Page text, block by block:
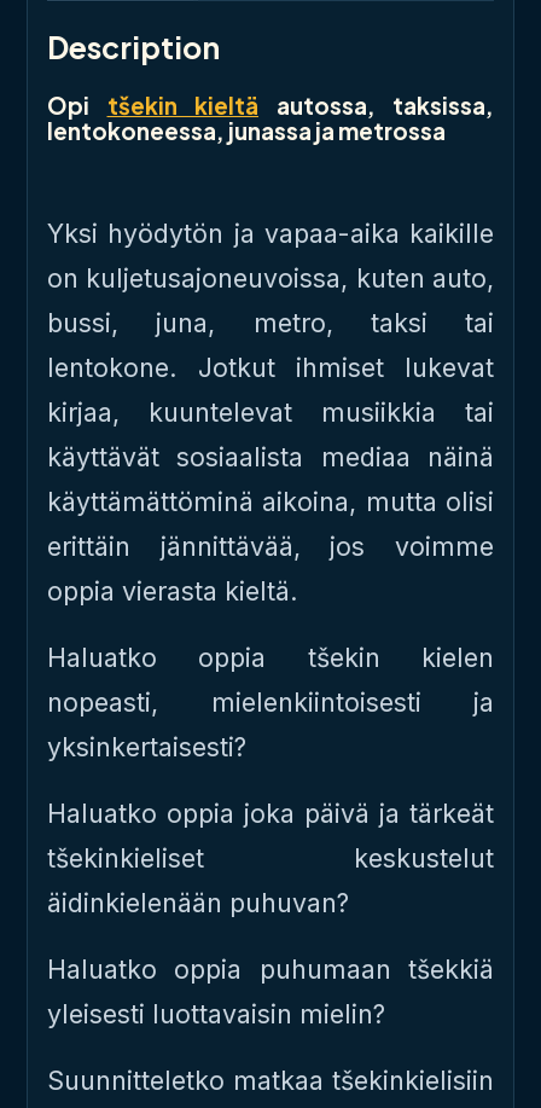
Description
Opi tšekin kieltä autossa, taksissa,
lentokoneessa, junassa ja metrossa
Yksi hyödytön ja vapaa-aika kaikille
on kuljetusajoneuvoissa, kuten auto,
bussi, juna, metro, taksi tai
lentokone. Jotkut ihmiset lukevat
kirjaa, kuuntelevat musiikkia tai
käyttävät sosiaalista mediaa näinä
käyttämättöminä aikoina, mutta olisi
erittäin jännittävää, jos voimme
oppia vierasta kieltä.
Haluatko oppia tšekin kielen
nopeasti, mielenkiintoisesti ja
yksinkertaisesti?
Haluatko oppia joka päivä ja tärkeät
tšekinkieliset keskustelut
äidinkielenään puhuvan?
Haluatko oppia puhumaan tšekkiä
yleisesti luottavaisin mielin?
Suunnitteletko matkaa tšekinkielisiin